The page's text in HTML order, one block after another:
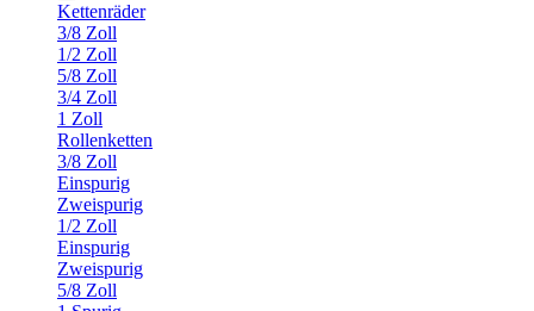
Kettenräder
3/8 Zoll
1/2 Zoll
5/8 Zoll
3/4 Zoll
1 Zoll
Rollenketten
3/8 Zoll
Einspurig
Zweispurig
1/2 Zoll
Einspurig
Zweispurig
5/8 Zoll